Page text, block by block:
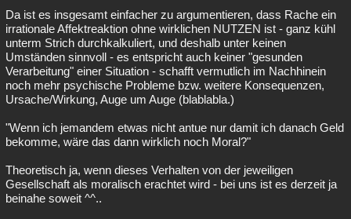
Da ist es insgesamt einfacher zu argumentieren, dass Rache ein
irrationale Affektreaktion ohne wirklichen NUTZEN ist - ganz kühl
unterm Strich durchkalkuliert, und deshalb unter keinen
Umständen sinnvoll - es entspricht auch keiner "gesunden
Verarbeitung" einer Situation - schafft vermutlich im Nachhinein
noch mehr psychische Probleme bzw. weitere Konsequenzen,
Ursache/Wirkung, Auge um Auge (blablabla.)
"Wenn ich jemandem etwas nicht antue nur damit ich danach Geld
bekomme, wäre das dann wirklich noch Moral?"
Theoretisch ja, wenn dieses Verhalten von der jeweiligen
Gesellschaft als moralisch erachtet wird - bei uns ist es derzeit ja
beinahe soweit ^^..